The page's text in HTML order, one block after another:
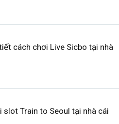
cách chơi Live Sicbo tại nhà
slot Train to Seoul tại nhà cái